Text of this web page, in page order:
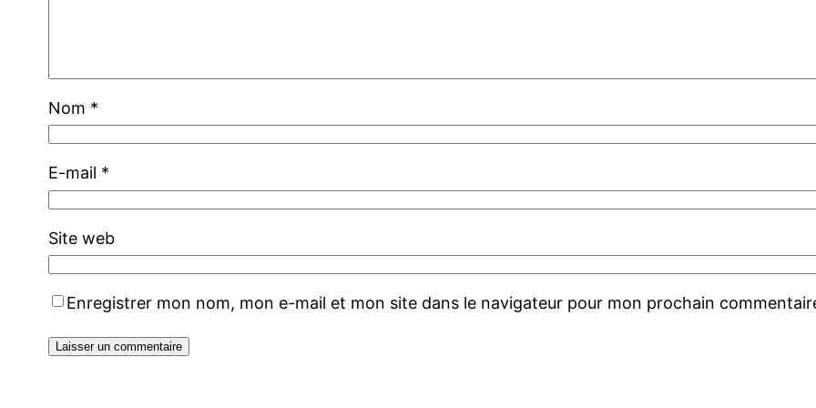
Nom *
E-mail *
Site web
Enregistrer mon nom, mon e-mail et mon site dans le navigateur pour mon prochain